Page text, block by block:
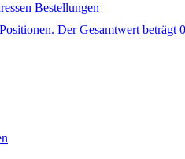
Bestellungen
Der Gesamtwert beträgt